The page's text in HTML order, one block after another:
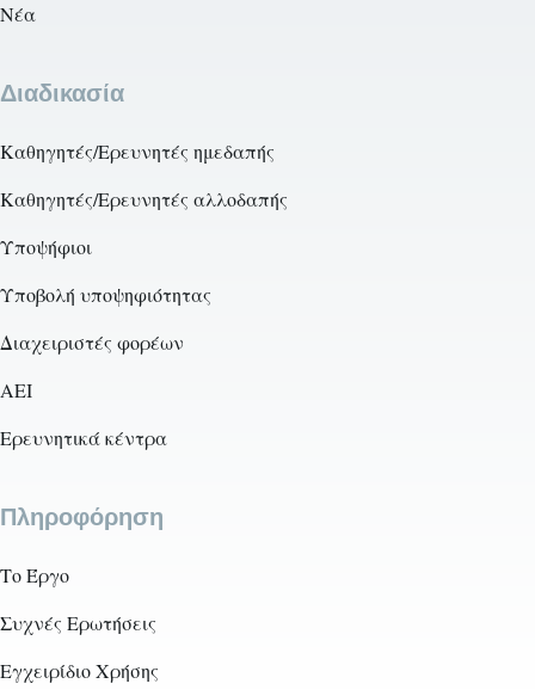
Νέα
Διαδικασία
Καθηγητές/Ερευνητές ημεδαπής
Καθηγητές/Ερευνητές αλλοδαπής
Υποψήφιοι
Υποβολή υποψηφιότητας
Διαχειριστές φορέων
AEI
Ερευνητικά κέντρα
Πληροφόρηση
Το Έργο
Συχνές Ερωτήσεις
Εγχειρίδιο Χρήσης